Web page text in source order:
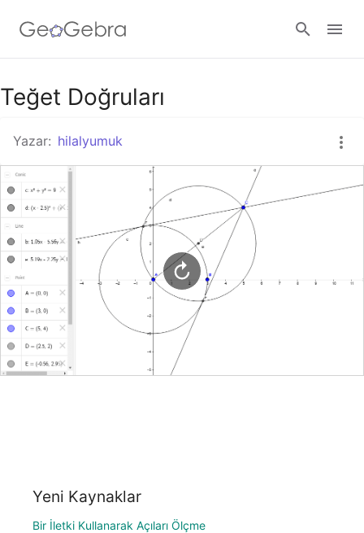
Google Classroom
GeoGebra Ders
Giriş yap
Teğet Doğruları
Yazar: hilalyumuk
Yeni Kaynaklar
Bir İletki Kullanarak Açıları Ölçme